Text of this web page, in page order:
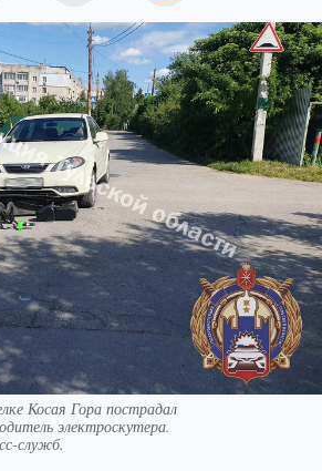
Косая Гора пострадал
электроскутера.
служб.